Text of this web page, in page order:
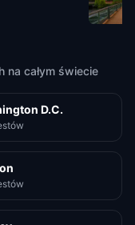
całym świecie
D.C.